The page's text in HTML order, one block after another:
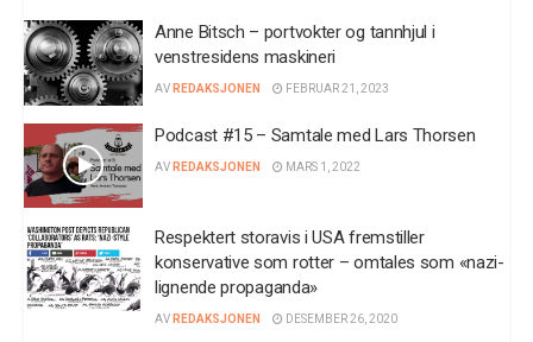
Anne Bitsch – portvokter og tannhjul i
venstresidens maskineri
AV REDAKSJONEN FEBRUAR 21, 2023
Podcast #15 – Samtale med Lars Thorsen
AV REDAKSJONEN MARS 1, 2022
Respektert storavis i USA fremstiller
konservative som rotter – omtales som «nazi-
lignende propaganda»
AV REDAKSJONEN DESEMBER 26, 2020